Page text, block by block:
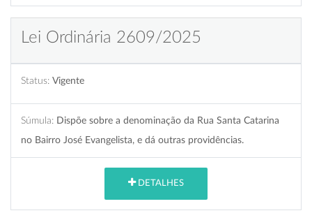
Lei Ordinária 2609/2025
Status: Vigente
Súmula: Dispõe sobre a denominação da Rua Santa Catarina
no Bairro José Evangelista, e dá outras providências.
DETALHES